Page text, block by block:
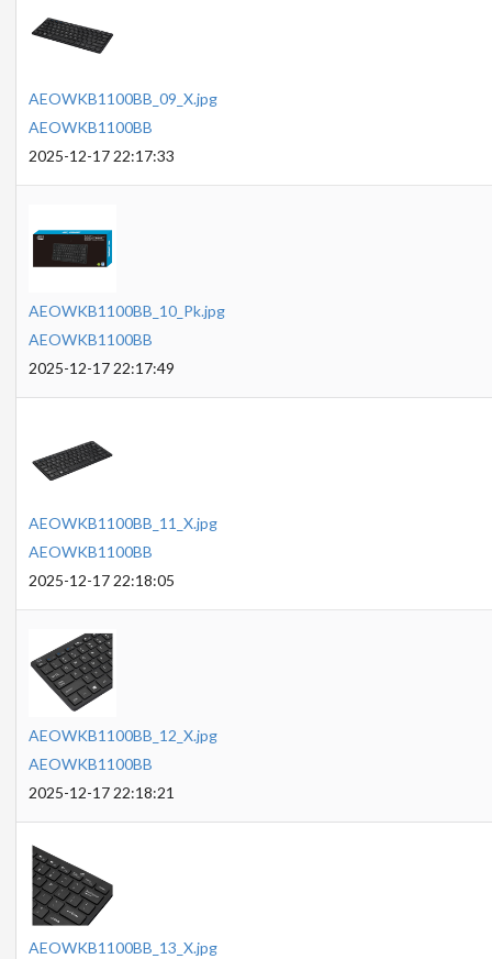
AEOWKB1100BB_09_X.jpg
AEOWKB1100BB
2025-12-17 22:17:33
AEOWKB1100BB_10_Pk.jpg
AEOWKB1100BB
2025-12-17 22:17:49
AEOWKB1100BB_11_X.jpg
AEOWKB1100BB
2025-12-17 22:18:05
AEOWKB1100BB_12_X.jpg
AEOWKB1100BB
2025-12-17 22:18:21
AEOWKB1100BB_13_X.jpg